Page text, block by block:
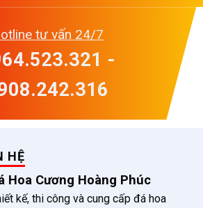
tư vấn 24/7
-
HỆ
Hoa Cương Hoàng Phúc
kế, thi công và cung cấp đá hoa